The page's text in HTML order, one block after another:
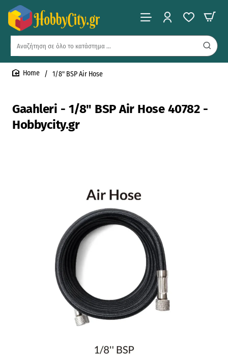
Αναζήτηση
όλο
το
Gaahleri - 1/8" BSP Air Hose 40782 -
Hobbycity.gr
1/8" BSP Air Hose